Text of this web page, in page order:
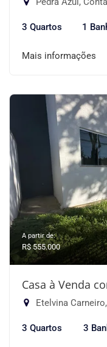
3 Quartos 1
Mais informações
A partir de:
R$ 555.000
Casa à Venda
Etelvina
3 Quartos 3